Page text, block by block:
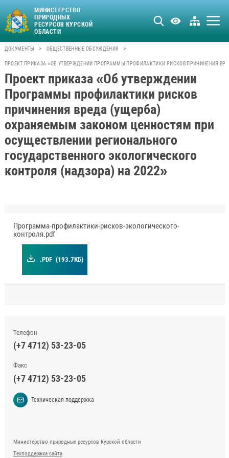
МИНИСТЕРСТВО
ПРИРОДНЫХ
РЕСУРСОВ КУРСКОЙ
ОБЛАСТИ
ДОКУМЕНТЫ > ОБЩЕСТВЕННЫЕ ОБСУЖДЕНИЯ >
ПРОЕКТ ПРИКАЗА «ОБ УТВЕРЖДЕНИИ ПРОГРАММЫ ПРОФИЛАКТИКИ РИСКОВ ПРИЧИНЕНИЯ
Проект приказа «Об утверждении
Программы профилактики рисков
причинения вреда (ущерба)
охраняемым законом ценностям при
осуществлении регионального
государственного экологического
контроля (надзора) на 2022»
Программа-профилактики-рисков-экологического-
контроля.pdf
.PDF (193.7КБ)
Телефон
(+7 4712) 53-23-05
Факс
(+7 4712) 53-23-05
Техническая поддержка
Министерство природных ресурсов Курской области
Техподдержка сайта